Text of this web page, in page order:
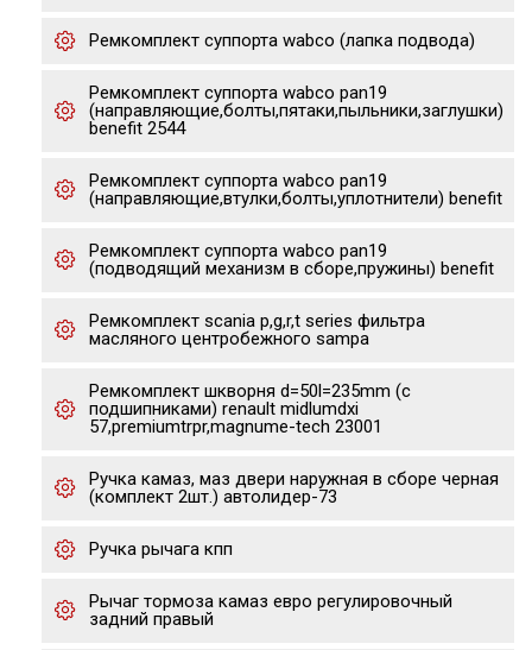
Ремкомплект суппорта wabco (лапка подвода)
Ремкомплект суппорта wabco pan19
(направляющие,болты,пятаки,пыльники,заглушки)
benefit 2544
Ремкомплект суппорта wabco pan19
(направляющие,втулки,болты,уплотнители) benefit
Ремкомплект суппорта wabco pan19
(подводящий механизм в сборе,пружины) benefit
Ремкомплект scania p,g,r,t series фильтра
масляного центробежного sampa
Ремкомплект шкворня d=50l=235mm (с
подшипниками) renault midlumdxi
57,premiumtrpr,magnume-tech 23001
Ручка камаз, маз двери наружная в сборе черная
(комплект 2шт.) автолидер-73
Ручка рычага кпп
Рычаг тормоза камаз евро регулировочный
задний правый